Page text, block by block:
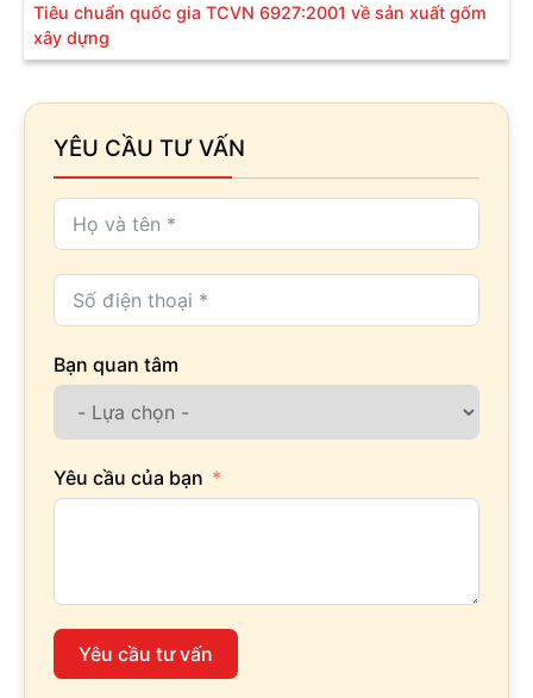
Tiêu chuẩn quốc gia TCVN 6927:2001 về sản xuất gốm
xây dựng
YÊU CẦU TƯ VẤN
Bạn quan tâm
Yêu cầu của bạn
Yêu cầu tư vấn